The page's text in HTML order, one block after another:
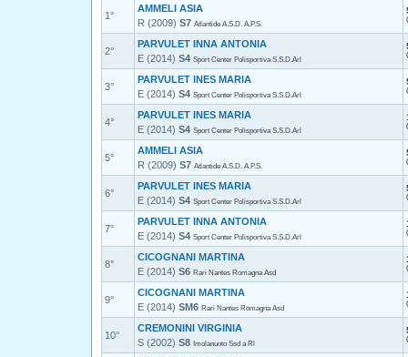
1°
AMMELI ASIA
R (2009) S7 Atlantide A.S.D. A.P.S.
2°
PARVULET INNA ANTONIA
E (2014) S4 Sport Center Polisportiva S.S.D.Arl
3°
PARVULET INES MARIA
E (2014) S4 Sport Center Polisportiva S.S.D.Arl
4°
PARVULET INES MARIA
E (2014) S4 Sport Center Polisportiva S.S.D.Arl
5°
AMMELI ASIA
R (2009) S7 Atlantide A.S.D. A.P.S.
6°
PARVULET INES MARIA
E (2014) S4 Sport Center Polisportiva S.S.D.Arl
7°
PARVULET INNA ANTONIA
E (2014) S4 Sport Center Polisportiva S.S.D.Arl
8°
CICOGNANI MARTINA
E (2014) S6 Rari Nantes Romagna Asd
9°
CICOGNANI MARTINA
E (2014) SM6 Rari Nantes Romagna Asd
10°
CREMONINI VIRGINIA
S (2002) S8 Imolanuoto Ssd a Rl